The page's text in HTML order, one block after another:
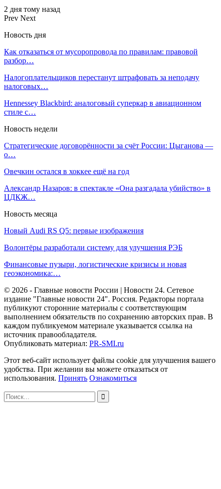
2 дня тому назад
Prev Next
Новость дня
Как отказаться от мусоропровода по правилам: правовой
разбор…
Налогоплательщиков перестанут штрафовать за неподачу
налоговых…
Hennessey Blackbird: аналоговый суперкар в авиационном
стиле с…
Новость недели
Стратегические договорённости за счёт России: Цыганова —
о…
Овечкин остался в хоккее ещё на год
Александр Назаров: в спектакле «Она разгадала убийство» в
ЦДКЖ…
Новость месяца
Новый Audi RS Q5: первые изображения
Волонтёры разработали систему для улучшения РЭБ
Финансовые пузыри, логистические кризисы и новая
геоэкономика:…
© 2026 - Главные новости России | Новости 24. Сетевое
издание "Главные новости 24". Россия. Редакторы портала
публикуют сторонние материалы с соответствующим
выполнением обязательств по сохранению авторских прав. В
каждом публикуемом материале указывается ссылка на
источник правообладателя.
Опубликовать материал: PR-SMI.ru
Этот веб-сайт использует файлы cookie для улучшения вашего
удобства. При желании вы можете отказаться от
использования. Принять Ознакомиться